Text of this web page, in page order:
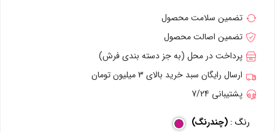
تضمین سلامت محصول
تضمین اصالت محصول
پرداخت در محل (به جز دسته بندی فرش)
ارسال رایگان سبد خرید بالای 3 میلیون تومان
پشتیبانی 7/24
رنگ : (چندرنگ)